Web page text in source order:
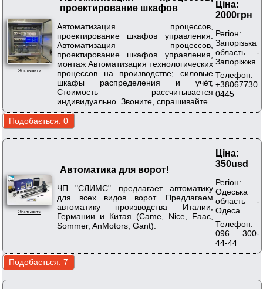
Збільшити
проектирование шкафов
Автоматизация процессов,
проектирование шкафов управления.
Автоматизация процессов,
проектирование шкафов управления,
монтаж Автоматизация технологических
процессов на производстве; силовые
шкафы распределения и учёт,
Стоимость рассчитывается
индивидуально. Звоните, спрашивайте.
Ціна:
2000грн
Регіон:
Запорізька
область -
Запоріжжя
Телефон:
+38067730
0445
Збільшити
Автоматика для ворот!
ЧП "СЛИМС" предлагает автоматику
для всех видов ворот. Предлагаем
автоматику производства Италии,
Германии и Китая (Came, Nice, Faac,
Sommer, AnMotors, Gant).
Ціна:
350usd
Регіон:
Одеська
область -
Одеса
Телефон:
096 300-
44-44